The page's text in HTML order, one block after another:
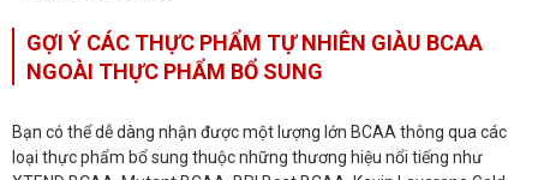
GỢI Ý CÁC THỰC PHẨM TỰ NHIÊN GIÀU BCAA
NGOÀI THỰC PHẨM BỔ SUNG
Bạn có thể dễ dàng nhận được một lượng lớn BCAA thông qua các
loại thực phẩm bổ sung thuộc những thương hiệu nổi tiếng như